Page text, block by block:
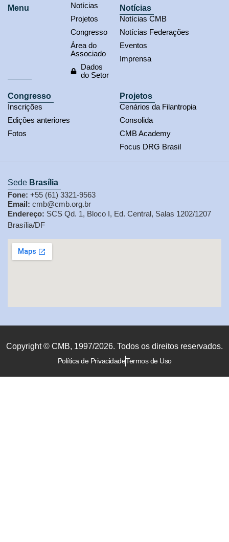
Menu
Notícias
Projetos
Congresso
Área do
Associado
Dados
do Setor
Notícias
Notícias CMB
Notícias Federações
Eventos
Imprensa
Congresso
Inscrições
Edições anteriores
Fotos
Projetos
Cenários da Filantropia
Consolida
CMB Academy
Focus DRG Brasil
Sede Brasília
Fone: +55 (61) 3321-9563
Email: cmb@cmb.org.br
Endereço: SCS Qd. 1, Bloco I, Ed. Central, Salas 1202/1207
Brasília/DF
Copyright © CMB, 1997/2026. Todos os direitos reservados.
Política de PrivacidadeTermos de Uso